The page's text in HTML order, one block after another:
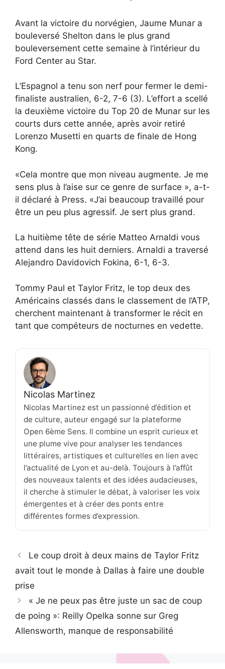
Avant la victoire du norvégien, Jaume Munar a
bouleversé Shelton dans le plus grand
bouleversement cette semaine à l’intérieur du
Ford Center au Star.
L’Espagnol a tenu son nerf pour fermer le demi-
finaliste australien, 6-2, 7-6 (3). L’effort a scellé
la deuxième victoire du Top 20 de Munar sur les
courts durs cette année, après avoir retiré
Lorenzo Musetti en quarts de finale de Hong
Kong.
«Cela montre que mon niveau augmente. Je me
sens plus à l’aise sur ce genre de surface », a-t-
il déclaré à Press. «J’ai beaucoup travaillé pour
être un peu plus agressif. Je sert plus grand.
La huitième tête de série Matteo Arnaldi vous
attend dans les huit derniers. Arnaldi a traversé
Alejandro Davidovich Fokina, 6-1, 6-3.
Tommy Paul et Taylor Fritz, le top deux des
Américains classés dans le classement de l’ATP,
cherchent maintenant à transformer le récit en
tant que compéteurs de nocturnes en vedette.
Nicolas Martinez
Nicolas Martinez est un passionné d’édition et
de culture, auteur engagé sur la plateforme
Open 6ème Sens. Il combine un esprit curieux et
une plume vive pour analyser les tendances
littéraires, artistiques et culturelles en lien avec
l’actualité de Lyon et au-delà. Toujours à l’affût
des nouveaux talents et des idées audacieuses,
il cherche à stimuler le débat, à valoriser les voix
émergentes et à créer des ponts entre
différentes formes d’expression.
Le coup droit à deux mains de Taylor Fritz
avait tout le monde à Dallas à faire une double
prise
« Je ne peux pas être juste un sac de coup
de poing »: Reilly Opelka sonne sur Greg
Allensworth, manque de responsabilité